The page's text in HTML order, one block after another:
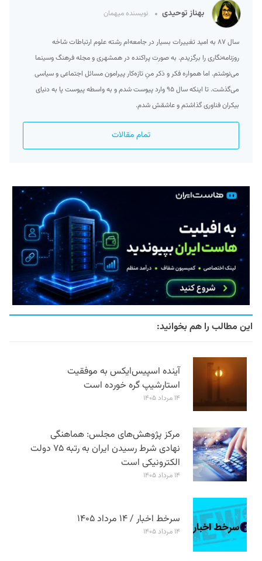
بهناز توحیدی نویسنده میهمان
سال ۸۷ به امید تغییرات بسیار در جامعه‌ام رشته علوم ارتباطات شاخه
روزنامه‌نگاری را برگزیدم. به صورت پراکنده در همشهری و مجله فرهنگ وسینما
می‌نوشتم. اما همواره فکر و ذکر منِ تازه‌کار پیرامون مسائل اجتماعی و سیاسی
می‌گذشت. تا اینکه سال ۹۵ وارد پیوست شدم و به واسطه پیوست پا به دنیای
بیکران فناوری گذاشتم و عاشقش شدم.
تمام مقالات
این مطالب را هم بخوانید:
آینده اسپیس‌ایکس به موفقیت
استارشیپ گره خورده است
۱۴ مرداد ۱۴۰۵
مرکز پژوهش‌های مجلس: هماهنگی
نهادی شرط رسیدن ایران به رتبه ۷۵ دولت
الکترونیکی است
۱۴ مرداد ۱۴۰۵
سرخط اخبار / ۱۴ مرداد ۱۴۰۵
۱۴ مرداد ۱۴۰۵